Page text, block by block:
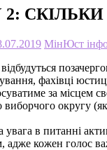
МінЮст
фахівці
за місцем
округу
в питанні
адже кожен голос